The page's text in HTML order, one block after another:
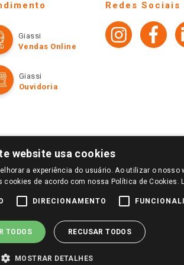
Giassi
Vendas Online
Giassi
Ouvidoria
Redes Sociais
SUA PREFERÊNCIA. SOMENTE APÓS O LOGIN, OS PREÇOS
COMPRAS REALIZADAS NO GIASSI.COM.BR E NA LOJA
DE BUSCAS.
website usa cookies
a experiência do usuário. Ao utilizar o nosso
de acordo com nossa Política de Cookies.
DIRECIONAMENTO
TODOS RECUSAR TODOS
MOSTRAR DETALHES